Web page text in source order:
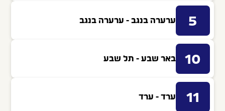
5 ערערה בנגב - ערערה בנגב
10 באר שבע - תל שבע
11 ערד - ערד